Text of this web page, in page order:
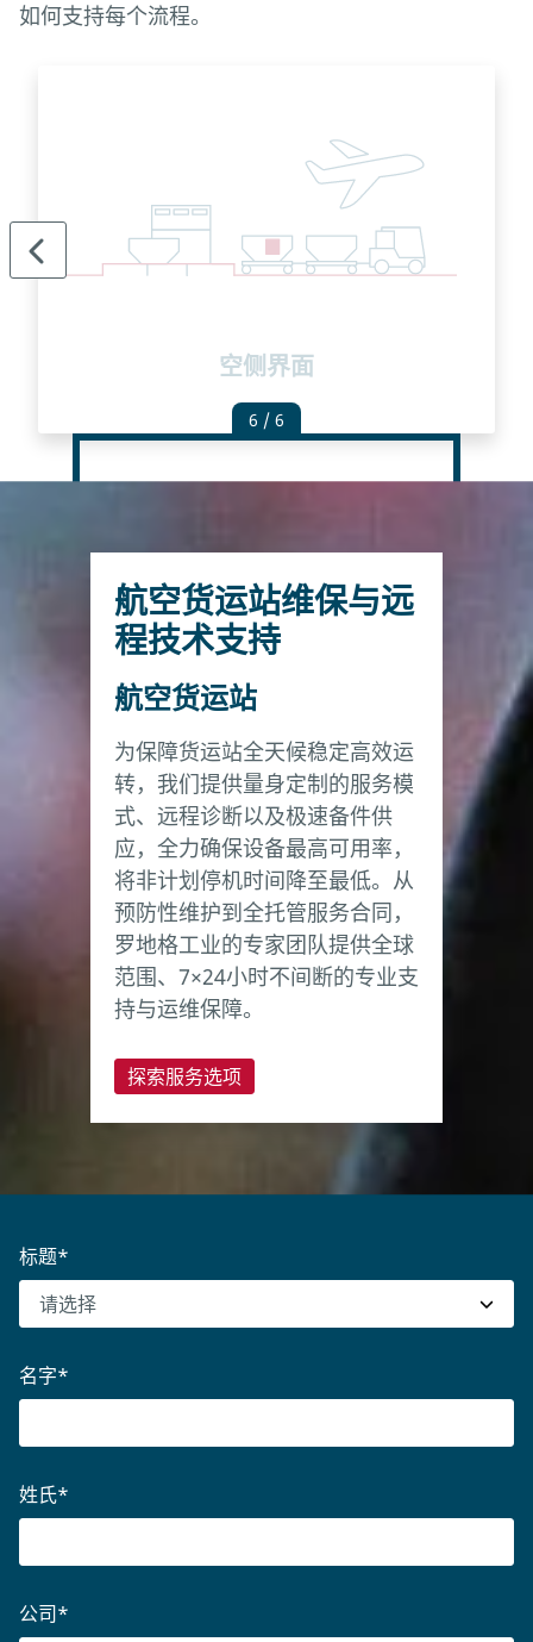
如何支持每个流程。
空侧界面
6 / 6
航空货运站维保与远
程技术支持
航空货运站
为保障货运站全天候稳定高效运
转，我们提供量身定制的服务模
式、远程诊断以及极速备件供
应，全力确保设备最高可用率，
将非计划停机时间降至最低。从
预防性维护到全托管服务合同，
罗地格工业的专家团队提供全球
范围、7×24小时不间断的专业支
持与运维保障。
探索服务选项
标题*
名字*
姓氏*
公司*